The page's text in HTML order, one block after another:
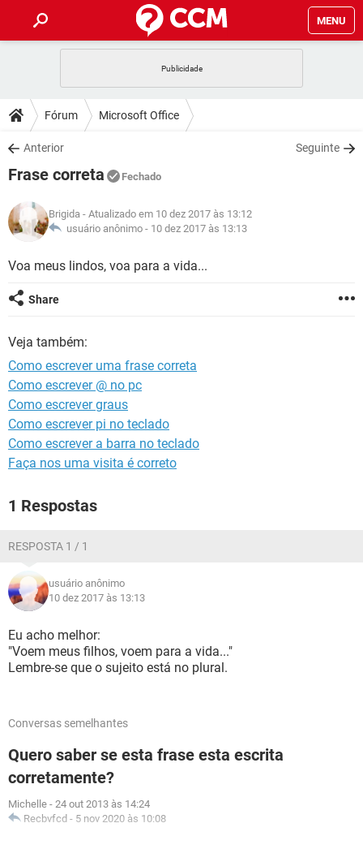
MENU
CELULAR
OUTLOOK
INSTAGRAM
GUIA DE COMPRAS
DICAS
JOGOS
INSTAGRAM GMAIL
DOWNLOADS
JOGOS
CELULAR
OUTLOOK EXCEL
INSTAGRAM
JOGOS WHATSAPP
OUTLOOK EXCEL
INSTAGRAM
GLOSSÁRIO
INSTAGRAM
GUIA DE COMPRAS
Fórum Microsoft Office
Anterior Seguinte
Frase correta Fechado
Brigida - Atualizado em 10 dez 2017 às 13:12
usuário anônimo - 10 dez 2017 às 13:13
Voa meus lindos, voa para a vida...
Share
Veja também:
Como escrever uma frase correta
Como escrever @ no pc
Como escrever graus
Como escrever pi no teclado
Como escrever a barra no teclado
Faça nos uma visita é correto
1 Respostas
RESPOSTA 1 / 1
usuário anônimo
10 dez 2017 às 13:13
Eu acho melhor:
"Voem meus filhos, voem para a vida..."
Lembre-se que o sujeito está no plural.
Conversas semelhantes
Quero saber se esta frase esta escrita
corretamente?
Michelle - 24 out 2013 às 14:24
Recbvfcd - 5 nov 2020 às 10:08